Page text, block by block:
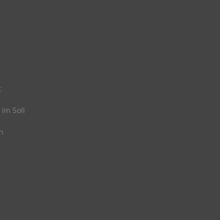
Soll